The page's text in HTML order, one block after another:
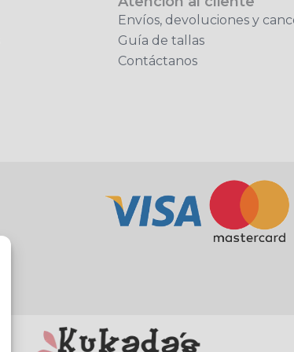
Envíos, devoluciones y
Guía de tallas
Contáctanos